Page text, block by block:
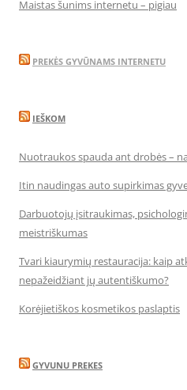
Maistas šunims internetu – pigiau
PREKĖS GYVŪNAMS INTERNETU
IEŠKOM
Nuotraukos spauda ant drobės –
Itin naudingas auto supirkimas
Darbuotojų įsitraukimas,
meistriškumas
Tvari kiaurymių restauracija: kaip
nepažeidžiant jų autentiškumo?
Korėjietiškos kosmetikos paslaptis
GYVUNU PREKES